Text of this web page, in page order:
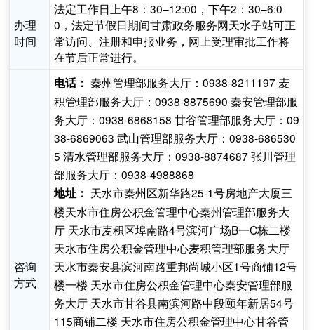
办理
时间
法定工作日上午8：30–12:00，下午2：30–6:0
0，法定节假日期间甘肃政务服务网天水子站可正
常访问、注册和申报业务，网上受理审批工作将
在节后正常进行。
咨询
方式
电话： 秦州管理部服务大厅：0938-8211197 麦
积管理部服务大厅：0938-8875690 秦安管理部服
务大厅：0938-6868158 甘谷管理部服务大厅：09
38-6869063 武山管理部服务大厅：0938-686530
5 清水管理部服务大厅：0938-8874687 张川管理
部服务大厅：0938-4988868
地址： 天水市秦州区新华路25-1号房地产大厦三
楼天水市住房公积金管理中心秦州管理部服务大
厅 天水市麦积区埠南路4号滨河广场B一C栋二楼
天水市住房公积金管理中心麦积管理部服务大厅
天水市秦安县滨河南路重邦尚城小区1号商铺12号
楼一楼 天水市住房公积金管理中心秦安管理部服
务大厅 天水市甘谷县南滨河路中段颐年新居54号
115商铺二楼 天水市住房公积金管理中心甘谷管